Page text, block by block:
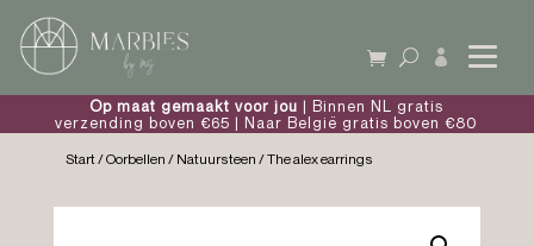

Op maat gemaakt voor jou | Binnen NL gratis
verzending boven €65 | Naar België gratis boven €80
Start/Oorbellen / Natuursteen / The alex earrings